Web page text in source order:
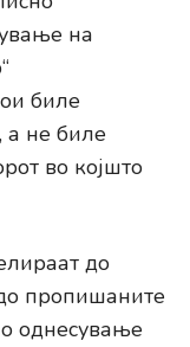
на
биле
а не биле
во којшто
до
пропишаните
однесување